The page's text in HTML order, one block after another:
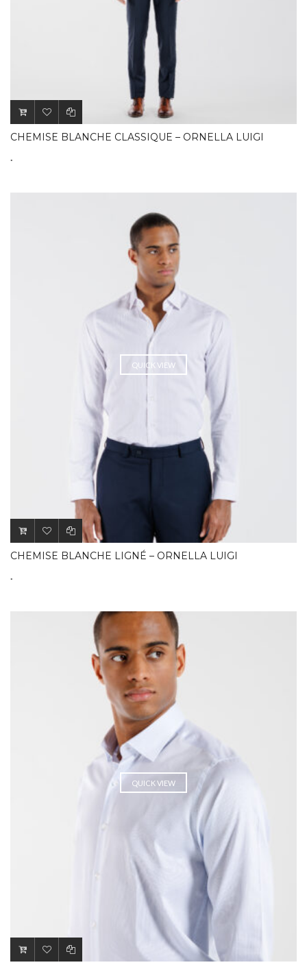
CHEMISE BLANCHE CLASSIQUE – ORNELLA LUIGI
.
QUICK VIEW
CHEMISE BLANCHE LIGNÉ – ORNELLA LUIGI
.
QUICK VIEW